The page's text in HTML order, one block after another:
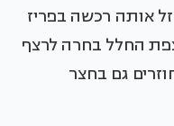
אותה רכשה בפריז
החלל בחרה לרצף
גם בחצר